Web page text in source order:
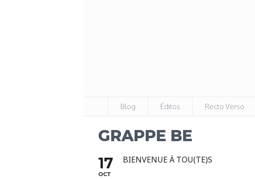
Blog Éditos Recto Verso
GRAPPE BE
17
OCT
BIENVENUE À TOU(TE)S